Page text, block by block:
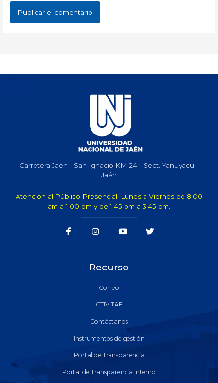
Carretera Jaén - San Ignacio KM 24 - Sect. Yanuyacu -
Jaén
Atención al Público Presencial: Lunes a Viernes de 8:00
am a 1:00 pm y de 1:45 pm a 3:45 pm.
Recurso
Correo
CTIVITAE
Contáctanos
Instrumentos de gestión
Portal de Transparencia
Portal de Transparencia Interno